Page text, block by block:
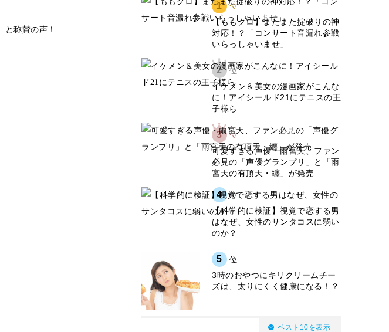
称賛の声！
1 位
【ももクロ】またまた掟破りの神
対応！？「コンサート音漏れ参戦
いらっしゃいませ」
2 位
イケメン＆美女の漫画家がこんな
に！アイシールド21にテニスの王
子様ら
3 位
可愛すぎる声優・雨宮天、ファン
必見の「声優グランプリ」と「雨
宮天の有頂天・纏」が発売
4 位
【科学的に検証】視覚で恋する男
はなぜ、女性のサンタコスに弱い
のか？
5 位
3時のおやつにキリクリームチー
ズは、太りにくく健康になる！？
ベスト10を表示